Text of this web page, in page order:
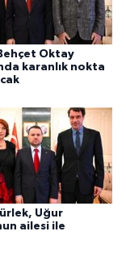
Oktay
karanlık nokta
Uğur
ailesi ile